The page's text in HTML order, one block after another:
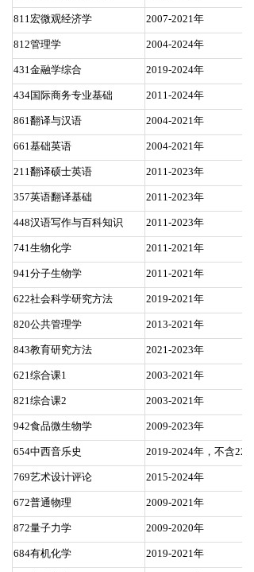
811宏微观经济学 2007-2021年
812管理学 2004-2024年
431金融学综合 2019-2024年
434国际商务专业基础 2011-2024年
861翻译与汉语 2004-2021年
661基础英语 2004-2021年
211翻译硕士英语 2011-2023年
357英语翻译基础 2011-2023年
448汉语写作与百科知识 2011-2023年
741生物化学 2011-2021年
941分子生物学 2011-2021年
622社会科学研究方法 2019-2021年
820公共管理学 2013-2021年
843教育研究方法 2021-2023年
621综合课1 2003-2021年
821综合课2 2003-2021年
942食品微生物学 2009-2023年
654中西音乐史 2019-2024年，不含22）
769艺术设计评论 2015-2024年
672普通物理 2009-2021年
872量子力学 2009-2020年
684有机化学 2019-2021年